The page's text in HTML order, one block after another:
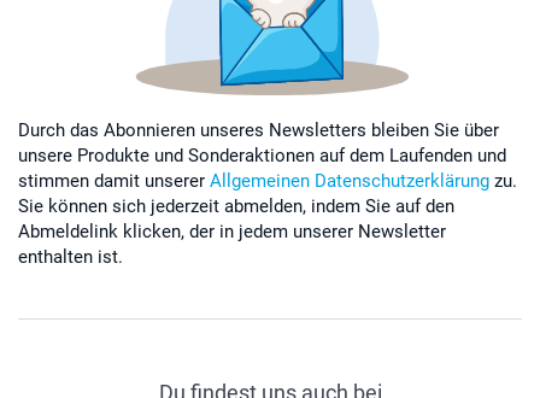
Durch das Abonnieren unseres Newsletters bleiben Sie über
unsere Produkte und Sonderaktionen auf dem Laufenden und
stimmen damit unserer Allgemeinen Datenschutzerklärung zu.
Sie können sich jederzeit abmelden, indem Sie auf den
Abmeldelink klicken, der in jedem unserer Newsletter
enthalten ist.
Du findest uns auch bei